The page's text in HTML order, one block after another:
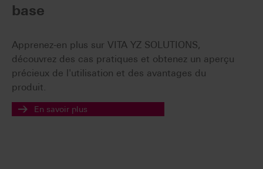
base
Apprenez-en plus sur VITA YZ SOLUTIONS,
découvrez des cas pratiques et obtenez un aperçu
précieux de l'utilisation et des avantages du
produit.
En savoir plus